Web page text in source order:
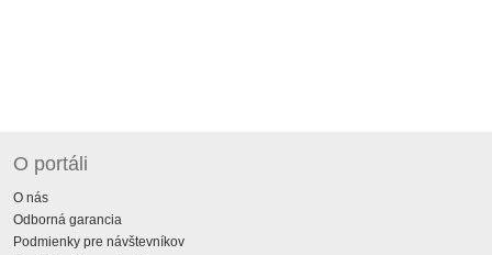
O portáli
O nás
Odborná garancia
Podmienky pre návštevníkov